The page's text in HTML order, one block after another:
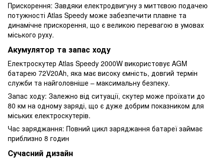
Прискорення: Завдяки електродвигуну з миттєвою подачею
потужності Atlas Speedy може забезпечити плавне та
динамічне прискорення, що є великою перевагою в умовах
міського руху.
Акумулятор та запас ходу
Електроскутер Atlas Speedy 2000W використовує AGM
батарею 72V20Ah, яка має високу ємність, довгий термін
служби та найголовніше – максимальну безпеку.
Запас ходу: Залежно від ситуації, скутер може проїхати до
80 км на одному заряді, що є дуже добрим показником для
міських електроскутерів.
Час заряджання: Повний цикл заряджання батареї займає
приблизно 8 годин
Сучасний дизайн